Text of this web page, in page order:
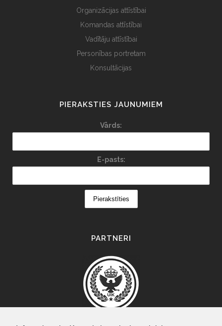
Organizācijas attīstībai
Komandas attīstībai
Vadītāju attīstībai
Personības portretam
Konsultācijas
PIERAKSTIES JAUNUMIEM
Vārds:
E-pasts:
PARTNERI